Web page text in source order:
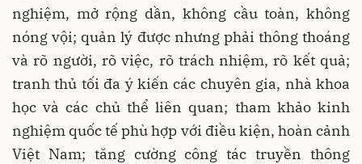
nghiệm, mở rộng dần, không cầu toàn, không
nóng vội; quản lý được nhưng phải thông thoáng
và rõ người, rõ việc, rõ trách nhiệm, rõ kết quả;
tranh thủ tối đa ý kiến các chuyên gia, nhà khoa
học và các chủ thể liên quan; tham khảo kinh
nghiệm quốc tế phù hợp với điều kiện, hoàn cảnh
Việt Nam; tăng cường công tác truyền thông